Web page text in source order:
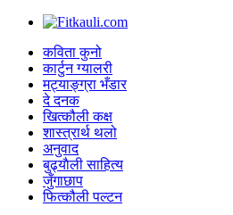
कविता कुनो
कार्टुन ग्यालरी
मट्याङ्ग्रा भँडार
दे दनक
खित्कौली कक्ष
शास्त्रार्थ थलो
अनुवाद
बुढ्याैली साहित्य
जुँगाछाप
फित्कौली पल्टन